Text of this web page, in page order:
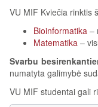
VU MIF Kviečia rinktis
Bioinformatika –
Matematika –
Svarbu
numatyta galimybė
VU MIF studentai gali